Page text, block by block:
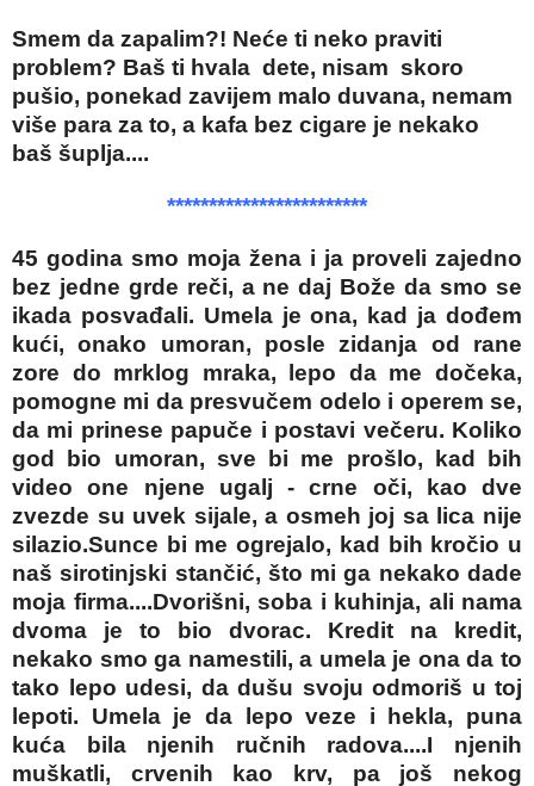
Smem da zapalim?! Neće ti neko praviti
problem? Baš ti hvala dete, nisam skoro
pušio, ponekad zavijem malo duvana, nemam
više para za to, a kafa bez cigare je nekako
baš šuplja....
************************
45 godina smo moja žena i ja proveli zajedno
bez jedne grde reči, a ne daj Bože da smo se
ikada posvađali. Umela je ona, kad ja dođem
kući, onako umoran, posle zidanja od rane
zore do mrklog mraka, lepo da me dočeka,
pomogne mi da presvučem odelo i operem se,
da mi prinese papuče i postavi večeru. Koliko
god bio umoran, sve bi me prošlo, kad bih
video one njene ugalj - crne oči, kao dve
zvezde su uvek sijale, a osmeh joj sa lica nije
silazio.Sunce bi me ogrejalo, kad bih kročio u
naš sirotinjski stančić, što mi ga nekako dade
moja firma....Dvorišni, soba i kuhinja, ali nama
dvoma je to bio dvorac. Kredit na kredit,
nekako smo ga namestili, a umela je ona da to
tako lepo udesi, da dušu svoju odmoriš u toj
lepoti. Umela je da lepo veze i hekla, puna
kuća bila njenih ručnih radova....I njenih
muškatli, crvenih kao krv, pa još nekog